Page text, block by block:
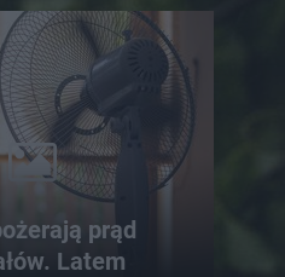
prąd
Latem